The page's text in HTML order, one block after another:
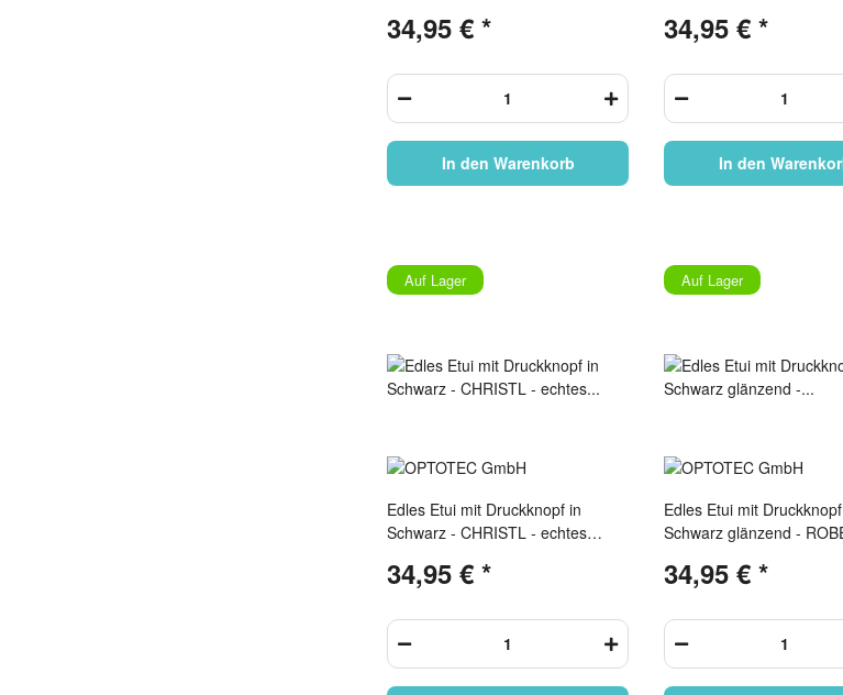
34,95 € *
In den Warenkorb
34,95 € *
In den
Auf Lager
Edles Etui mit Druckknopf in
Schwarz - CHRISTL - echtes
34,95 € *
Auf Lager
Edles Etui mit
Schwarz glänzend -
34,95 € *